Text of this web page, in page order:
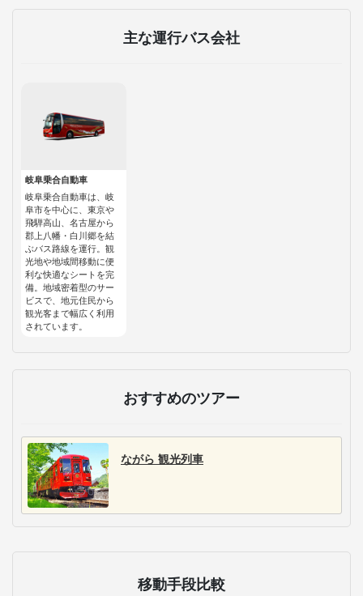
主な運行バス会社
岐阜乗合自動車
岐阜乗合自動車は、岐
阜市を中心に、東京や
飛騨高山、名古屋から
郡上八幡・白川郷を結
ぶバス路線を運行。観
光地や地域間移動に便
利な快適なシートを完
備。地域密着型のサー
ビスで、地元住民から
観光客まで幅広く利用
されています。
おすすめのツアー
ながら 観光列車
移動手段比較